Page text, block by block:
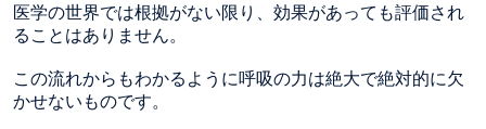
医学の世界では根拠がない限り、効果があっても評価され
ることはありません。
この流れからもわかるように呼吸の力は絶大で絶対的に欠
かせないものです。